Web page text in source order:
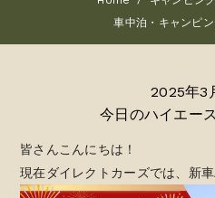
車中泊・キャンピ
2025年3
今日のハイエー
皆さんこんにちは！
現在ダイレクトカーズでは、新